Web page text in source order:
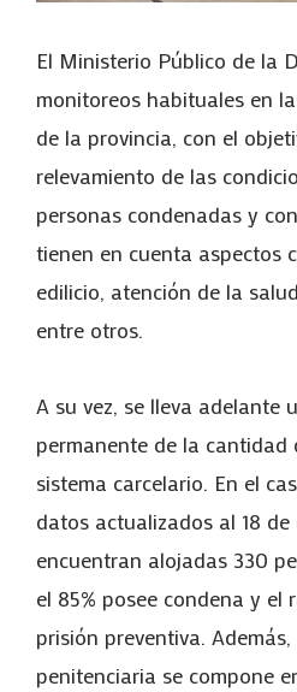
El Ministerio Público de la
monitoreos habituales en
de la provincia, con el
relevamiento de las
personas condenadas y
tienen en cuenta aspectos
edilicio, atención de la
entre otros.
A su vez, se lleva adelante
permanente de la cantidad
sistema carcelario. En el
datos actualizados al 18 de
encuentran alojadas 330
el 85% posee condena y el
prisión preventiva.
penitenciaria se compone